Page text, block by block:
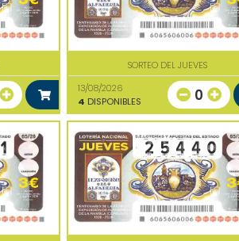
SORTEO DEL JUEVES
13/08/2026
4 DISPONIBLES 0